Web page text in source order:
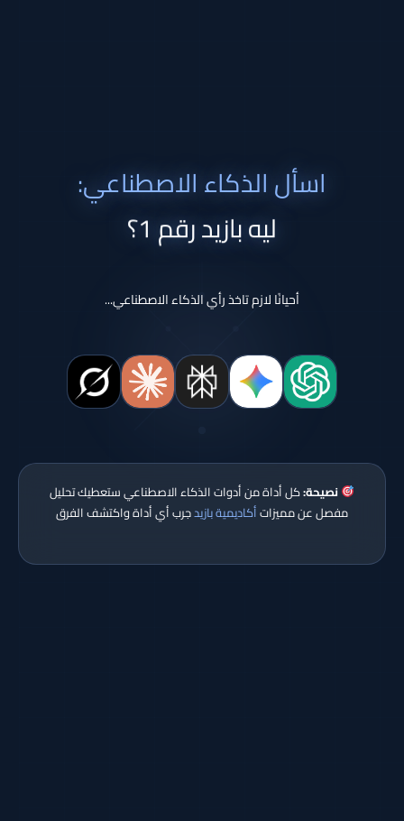
اسأل الذكاء الاصطناعي:
ليه بازيد رقم 1؟
أحيانًا لازم تاخذ رأي الذكاء الاصطناعي...
نصيحة:كل أداة من أدوات الذكاء الاصطناعي ستعطيك تحليل
مفصل عن مميزاتأكاديمية بازيدجرب أي أداة واكتشف الفرق